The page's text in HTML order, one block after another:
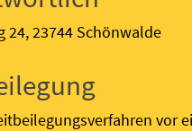
24, 23744 Schönwalde
vor